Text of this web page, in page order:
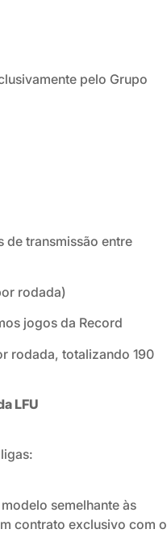
pelo Grupo
de transmissão entre
rodada)
jogos da Record
rodada, totalizando 190
LFU
semelhante às
contrato exclusivo com o